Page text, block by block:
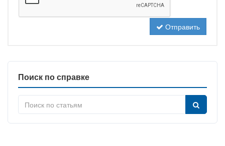
Отправить
Поиск по справке